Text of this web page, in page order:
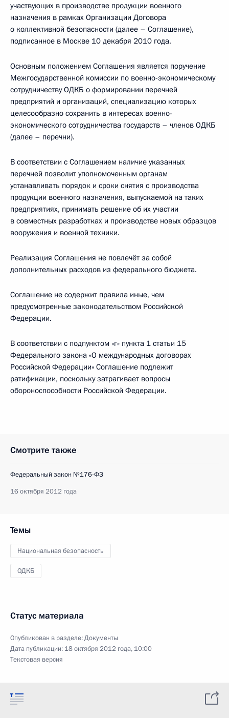
участвующих в производстве продукции военного
назначения в рамках Организации Договора
о коллективной безопасности (далее – Соглашение),
подписанное в Москве 10 декабря 2010 года.
Основным положением Соглашения является поручение
Межгосударственной комиссии по военно-экономическому
сотрудничеству ОДКБ о формировании перечней
предприятий и организаций, специализацию которых
целесообразно сохранить в интересах военно-
экономического сотрудничества государств – членов ОДКБ
(далее – перечни).
В соответствии с Соглашением наличие указанных
перечней позволит уполномоченным органам
устанавливать порядок и сроки снятия с производства
продукции военного назначения, выпускаемой на таких
предприятиях, принимать решение об их участии
в совместных разработках и производстве новых образцов
вооружения и военной техники.
Реализация Соглашения не повлечёт за собой
дополнительных расходов из федерального бюджета.
Соглашение не содержит правила иные, чем
предусмотренные законодательством Российской
Федерации.
В соответствии с подпунктом «г» пункта 1 статьи 15
Федерального закона «О международных договорах
Российской Федерации» Соглашение подлежит
ратификации, поскольку затрагивает вопросы
обороноспособности Российской Федерации.
Смотрите также
Федеральный закон №176-ФЗ
16 октября 2012 года
Темы
Национальная безопасность
ОДКБ
Статус материала
Опубликован в разделе:Документы
Дата публикации: 18 октября 2012 года, 10:00
Текстовая версия